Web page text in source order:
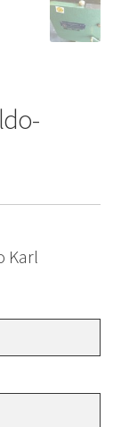
Karl